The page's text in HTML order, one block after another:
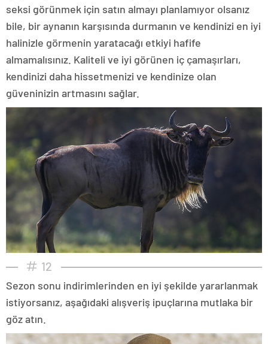
seksi görünmek için satın almayı planlamıyor olsanız
bile, bir aynanın karşısında durmanın ve kendinizi en iyi
halinizle görmenin yaratacağı etkiyi hafife
almamalısınız. Kaliteli ve iyi görünen iç çamaşırları,
kendinizi daha hissetmenizi ve kendinize olan
güveninizin artmasını sağlar.
12
Sezon sonu indirimlerinden en iyi şekilde yararlanmak
istiyorsanız, aşağıdaki alışveriş ipuçlarına mutlaka bir
göz atın.